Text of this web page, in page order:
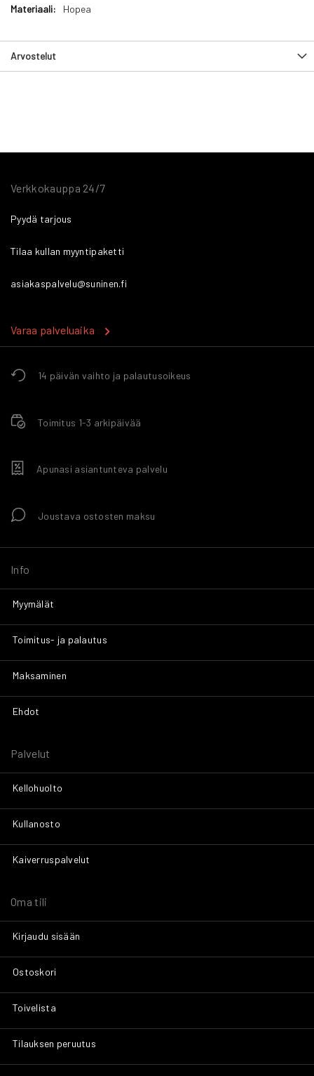
Hopea
Arvostelut
14 päivän vaihto ja palautusoikeus
Toimitus 1-3 arkipäivää
Apunasi asiantunteva palvelu
Joustava ostosten maksu
Info
Myymälät
Toimitus- ja palautus
Maksaminen
Ehdot
Palvelut
Kellohuolto
Kullanosto
Kaiverruspalvelut
Oma tili
Kirjaudu sisään
Ostoskori
Toivelista
Tilauksen peruutus
Verkkokauppa 24/7
Pyydä tarjous
Tilaa kullan myyntipaketti
asiakaspalvelu@suninen.fi
Varaa palveluaika